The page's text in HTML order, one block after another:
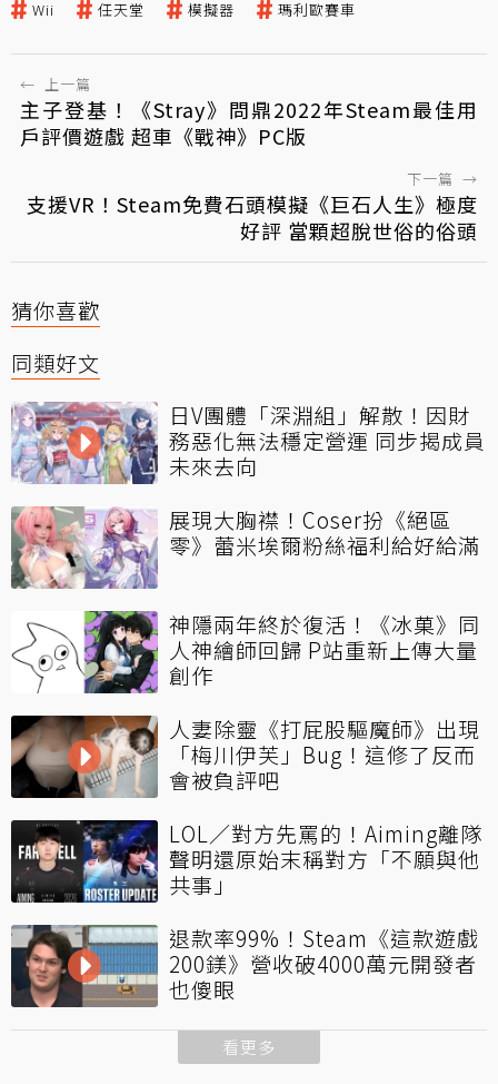
Wii 任天堂 模擬器 瑪利歐賽車
← 上一篇
主子登基！《Stray》問鼎2022年Steam最佳用
戶評價遊戲 超車《戰神》PC版
下一篇 →
支援VR！Steam免費石頭模擬《巨石人生》極度
好評 當顆超脫世俗的俗頭
猜你喜歡
同類好文
日V團體「深淵組」解散！因財
務惡化無法穩定營運 同步揭成員
未來去向
展現大胸襟！Coser扮《絕區
零》蕾米埃爾粉絲福利給好給滿
神隱兩年終於復活！《冰菓》同
人神繪師回歸 P站重新上傳大量
創作
人妻除靈《打屁股驅魔師》出現
「梅川伊芙」Bug！這修了反而
會被負評吧
LOL／對方先罵的！Aiming離隊
聲明還原始末稱對方「不願與他
共事」
退款率99%！Steam《這款遊戲
200鎂》營收破4000萬元開發者
也傻眼
看更多